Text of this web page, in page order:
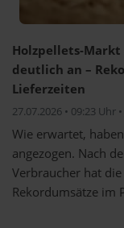
Holzpellets-
deutlich an –
Lieferzeiten
27.07.2026 • 09:23 Uhr
Wie erwartet,
angezogen. Nach
Verbraucher hat
Rekordumsätze im